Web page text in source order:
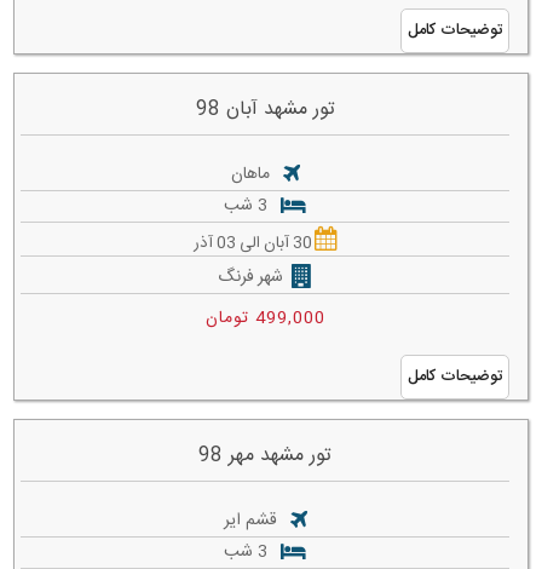
توضیحات کامل
تور مشهد آبان 98
ماهان
30 آبان الی 03 آذر
شهر فرنگ
499,000 تومان
توضیحات کامل
تور مشهد مهر 98
قشم ایر